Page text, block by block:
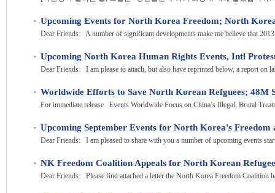
Dear Friends: A number of significant developments make me believe that
Upcoming North Korea Human Rights Events, Intl
Dear Friends: I am please to attach, but also have reprinted below, a report on
Worldwide Efforts to Save North Korean Refguees; 48M
Dear Friends: I am pleased to share with you a number of upcoming events
NK Freedom Coalition Appeals for North Korean
Dear Friends: Please find attached a letter the North Korea Freedom Coalition